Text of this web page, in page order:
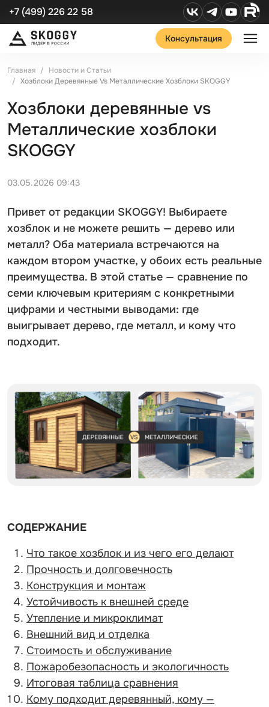
+7 (499) 226 22 58
Консультация
Главная
Новости и Статьи
Хозблоки Деревянные Vs Металлические Хозблоки SKOGGY
Хозблоки деревянные vs
Металлические хозблоки
SKOGGY
03.05.2026 09:43
Привет от редакции SKOGGY! Выбираете
хозблок и не можете решить — дерево или
металл? Оба материала встречаются на
каждом втором участке, у обоих есть реальные
преимущества. В этой статье — сравнение по
семи ключевым критериям с конкретными
цифрами и честными выводами: где
выигрывает дерево, где металл, и кому что
подходит.
СОДЕРЖАНИЕ
Что такое хозблок и из чего его делают
Прочность и долговечность
Конструкция и монтаж
Устойчивость к внешней среде
Утепление и микроклимат
Внешний вид и отделка
Стоимость и обслуживание
Пожаробезопасность и экологичность
Итоговая таблица сравнения
Кому подходит деревянный, кому —